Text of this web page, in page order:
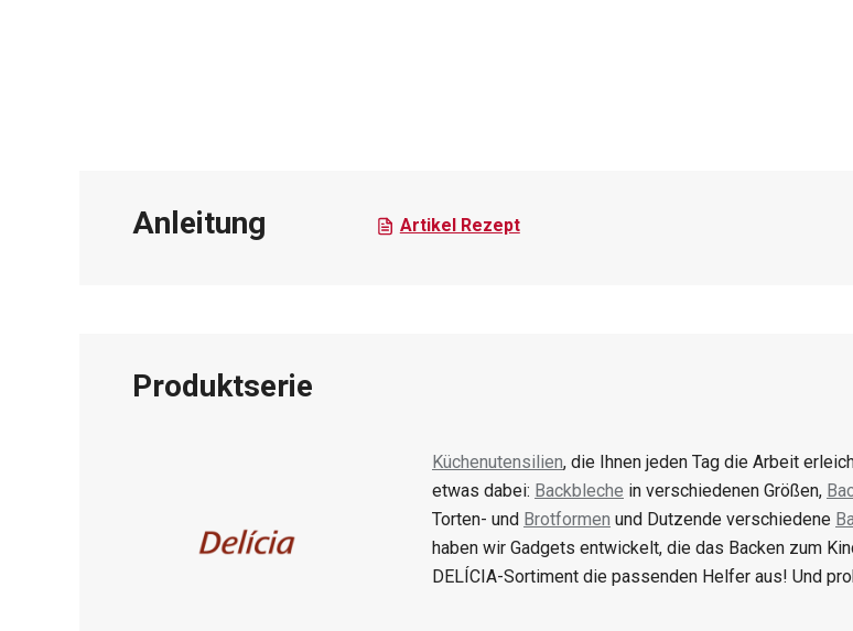
Anleitung Artikel Rezept
Produktserie
Küchenutensilien, die Ihnen jeden Tag die Arbeit
etwas dabei: Backbleche in verschiedenen Größen,
Torten- und Brotformen und Dutzende verschiedene
haben wir Gadgets entwickelt, die das Backen zum
DELÍCIA-Sortiment die passenden Helfer aus! Und